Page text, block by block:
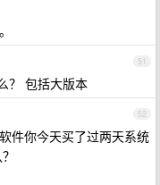
51
？ 包括大版本
52
件你今天买了过两天系统